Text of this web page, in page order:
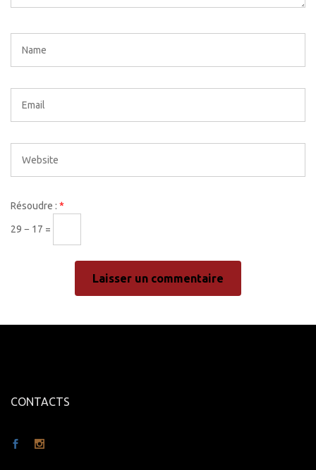
Résoudre : *
29 − 17 =
CONTACTS